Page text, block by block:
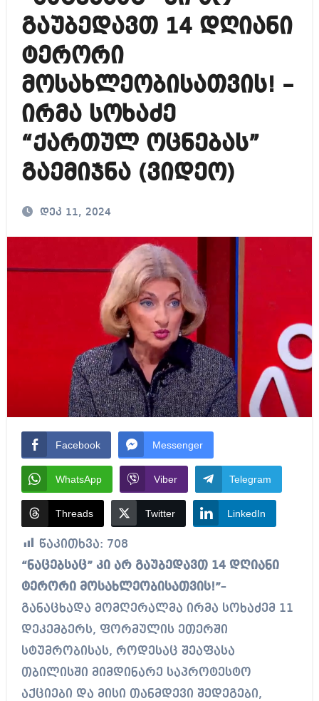
გაუბედავთ 14 დღიანი
ტერორი
მოსახლეობისათვის! –
ირმა სოხაძე
“ქართულ ოცნებას”
გაემიჯნა (ვიდეო)
დეკ 11, 2024
Facebook Messenger
WhatsApp Viber Telegram
Threads Twitter LinkedIn
წაკითხვა: 708
“ნაცებსაც” კი არ გაუბედავთ 14 დღიანი
ტერორი მოსახლეობისათვის!”–
განაცხადა მომღერალმა ირმა სოხაძემ 11
დეკემბერს, ფორმულის ეთერში
სტუმრობისას, როდესაც შეაფასა
თბილისში მიმდინარე საპროტესტო
აქციები და მისი თანმდევი შედეგები,